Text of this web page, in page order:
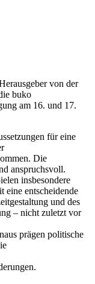
von der
buko
am 16. und 17.
für eine
Die
anspruchsvoll.
insbesondere
eine entscheidende
und des
– nicht zuletzt vor
prägen politische